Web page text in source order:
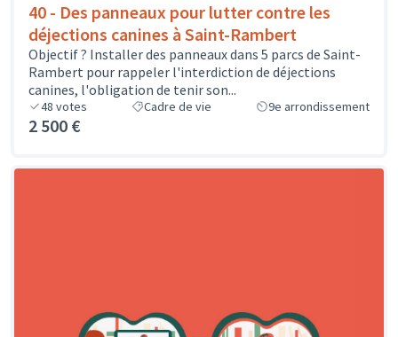
40 - Des panneaux pour lutter contre les
déjections canines à Saint-Rambert
Objectif ? Installer des panneaux dans 5 parcs de Saint-
Rambert pour rappeler l'interdiction de déjections
canines, l'obligation de tenir son...
48 votes Cadre de vie 9e arrondissement
2 500 €